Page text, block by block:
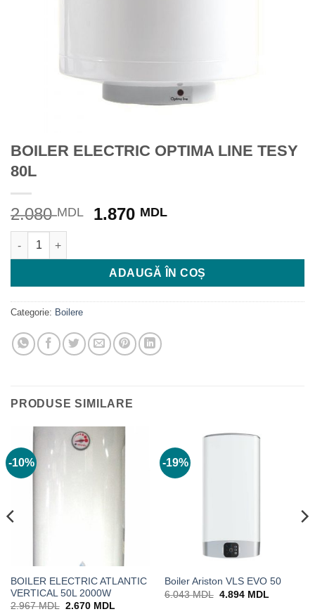
BOILER ELECTRIC OPTIMA LINE TESY
80L
2.080MDL
Prețul
fost:
2.080 MDL.
1.870 MDLPrețul
1.870 MDL.
Cantitate BOILER ELECTRIC OPTIMA LINE TESY 80L
ADAUGĂ ÎN COȘ
Categorie: Boilere
PRODUSE SIMILARE
-10%
BOILER ELECTRIC ATLANTIC
VERTICAL 50L 2000W
2.967MDL Prețul
2.670 MDL
-19%
Boiler Ariston VLS EVO 50
6.043MDL Prețul
4.894 MDL